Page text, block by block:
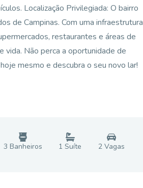
Localização Privilegiada: O bairro
de Campinas. Com uma infraestrutura
restaurantes e áreas de
vida. Não perca a oportunidade de
mesmo e descubra o seu novo lar!
3 Banheiros 1 Suíte 2Vagas